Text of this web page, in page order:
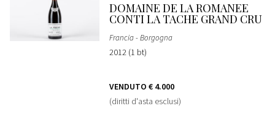
DOMAINE DE LA ROMANEE
CONTI LA TACHE GRAND CRU
Francia - Borgogna
2012 (1 bt)
VENDUTO € 4.000
(diritti d'asta esclusi)